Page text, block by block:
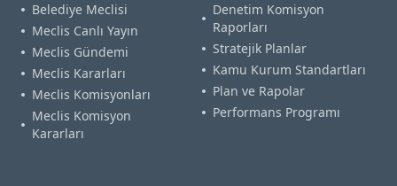
Belediye Meclisi
Meclis Canlı Yayın
Meclis Gündemi
Meclis Kararları
Meclis Komisyonları
Meclis Komisyon
Kararları
Denetim Komisyon
Raporları
Stratejik Planlar
Kamu Kurum Standartları
Plan ve Rapolar
Performans Programı